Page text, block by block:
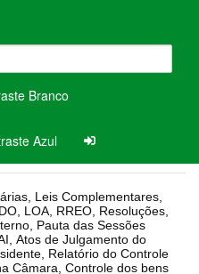
Branco
Azul
Resoluções,
Pauta das Sessões
Atos de Julgamento do